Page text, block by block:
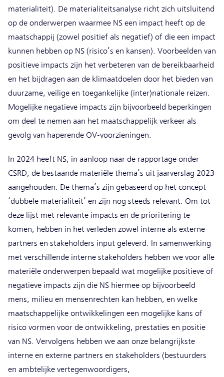
materialiteit). De materialiteitsanalyse richt zich uitsluitend
op de onderwerpen waarmee NS een impact heeft op de
maatschappij (zowel positief als negatief) of die een impact
kunnen hebben op NS (risico’s en kansen). Voorbeelden van
positieve impacts zijn het verbeteren van de bereikbaarheid
en het bijdragen aan de klimaatdoelen door het bieden van
duurzame, veilige en toegankelijke (inter)nationale reizen.
Mogelijke negatieve impacts zijn bijvoorbeeld beperkingen
om deel te nemen aan het maatschappelijk verkeer als
gevolg van haperende OV-voorzieningen.
In 2024 heeft NS, in aanloop naar de rapportage onder
CSRD, de bestaande materiële thema’s uit jaarverslag 2023
aangehouden. De thema’s zijn gebaseerd op het concept
‘dubbele materialiteit’ en zijn nog steeds relevant. Om tot
deze lijst met relevante impacts en de prioritering te
komen, hebben in het verleden zowel interne als externe
partners en stakeholders input geleverd. In samenwerking
met verschillende interne stakeholders hebben we voor alle
materiële onderwerpen bepaald wat mogelijke positieve of
negatieve impacts zijn die NS hiermee op bijvoorbeeld
mens, milieu en mensenrechten kan hebben, en welke
maatschappelijke ontwikkelingen een mogelijke kans of
risico vormen voor de ontwikkeling, prestaties en positie
van NS. Vervolgens hebben we aan onze belangrijkste
interne en externe partners en stakeholders (bestuurders
en ambtelijke vertegenwoordigers,